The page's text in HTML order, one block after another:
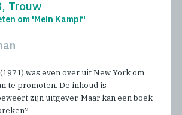
Trouw
om 'Mein Kampf'
was even over uit New York om
te promoten. De inhoud is
zijn uitgever. Maar kan een boek